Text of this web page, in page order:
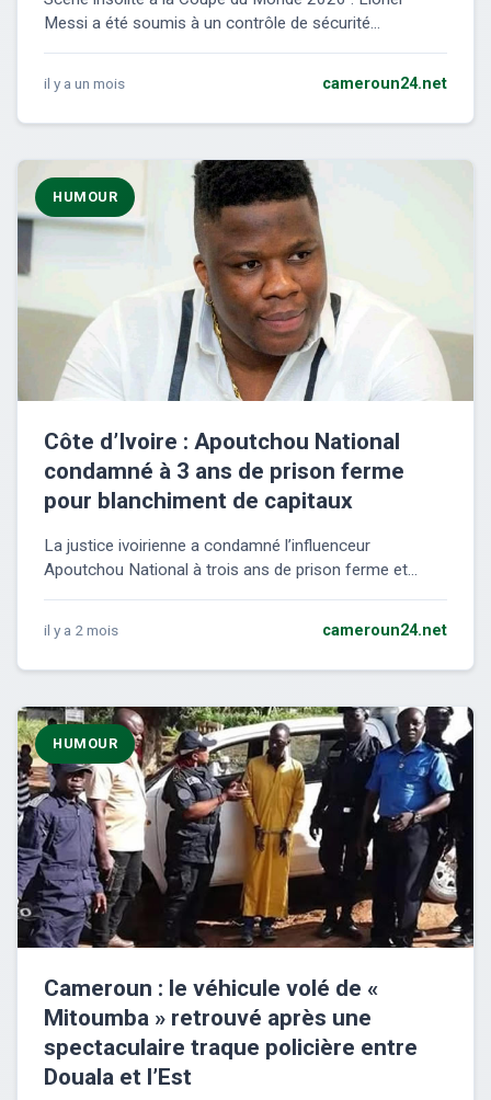
Messi a été soumis à un contrôle de sécurité...
il y a un mois cameroun24.net
HUMOUR
Côte d’Ivoire : Apoutchou National
condamné à 3 ans de prison ferme
pour blanchiment de capitaux
La justice ivoirienne a condamné l’influenceur
Apoutchou National à trois ans de prison ferme et...
il y a 2 mois cameroun24.net
HUMOUR
Cameroun : le véhicule volé de «
Mitoumba » retrouvé après une
spectaculaire traque policière entre
Douala et l’Est